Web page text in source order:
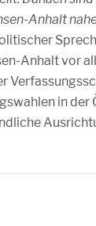
Anhalt
Anhalt vor
in